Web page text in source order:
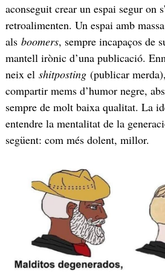
aconseguit crear un espai segur on
retroalimenten. Un espai amb
als boomers, sempre incapaços de
mantell irònic d’una publicació.
neix elshitposting (publicar
compartir mems d’humor negre,
sempre de molt baixa qualitat. La
entendre la mentalitat de la
següent: com més dolent, millor.